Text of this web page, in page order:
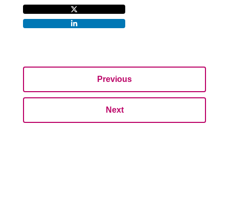
Previous
Next